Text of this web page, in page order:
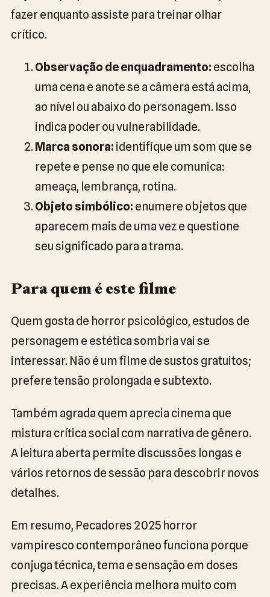
fazer enquanto assiste para treinar olhar
crítico.
Observação de enquadramento: escolha
uma cena e anote se a câmera está acima,
ao nível ou abaixo do personagem. Isso
indica poder ou vulnerabilidade.
Marca sonora: identifique um som que se
repete e pense no que ele comunica:
ameaça, lembrança, rotina.
Objeto simbólico: enumere objetos que
aparecem mais de uma vez e questione
seu significado para a trama.
Para quem é este filme
Quem gosta de horror psicológico, estudos de
personagem e estética sombria vai se
interessar. Não é um filme de sustos gratuitos;
prefere tensão prolongada e subtexto.
Também agrada quem aprecia cinema que
mistura crítica social com narrativa de gênero.
A leitura aberta permite discussões longas e
vários retornos de sessão para descobrir novos
detalhes.
Em resumo, Pecadores 2025 horror
vampiresco contemporâneo funciona porque
conjuga técnica, tema e sensação em doses
precisas. A experiência melhora muito com